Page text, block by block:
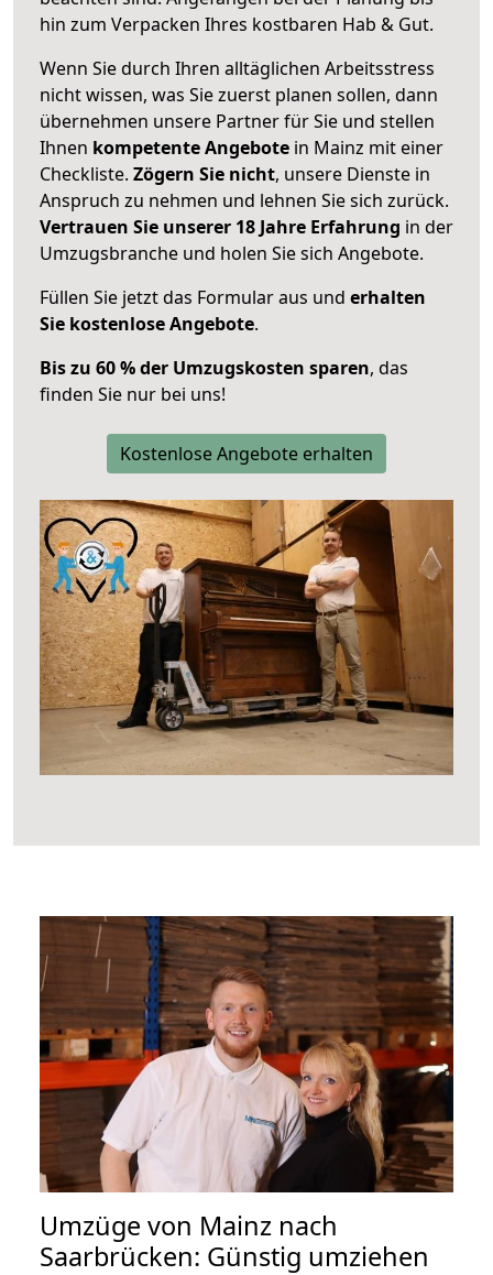
hin zum Verpacken Ihres kostbaren Hab & Gut.
Wenn Sie durch Ihren alltäglichen Arbeitsstress
nicht wissen, was Sie zuerst planen sollen, dann
übernehmen unsere Partner für Sie und stellen
Ihnen kompetente Angebote in Mainz mit einer
Checkliste. Zögern Sie nicht, unsere Dienste in
Anspruch zu nehmen und lehnen Sie sich zurück.
Vertrauen Sie unserer 18 Jahre Erfahrung in der
Umzugsbranche und holen Sie sich Angebote.
Füllen Sie jetzt das Formular aus und erhalten
Sie kostenlose Angebote.
Bis zu 60 % der Umzugskosten sparen, das
finden Sie nur bei uns!
Kostenlose Angebote erhalten
Umzüge von Mainz nach
Saarbrücken: Günstig umziehen